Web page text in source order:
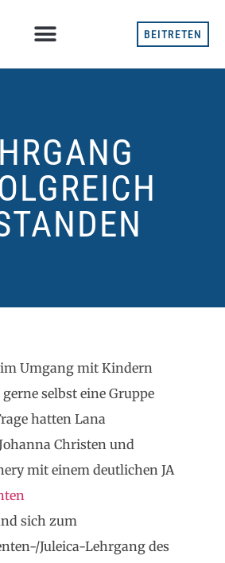
BEITRETEN
im Umgang mit Kindern
selbst eine Gruppe
hatten Lana
Christen und
mit einem deutlichen JA
sich zum
Juleica-Lehrgang des